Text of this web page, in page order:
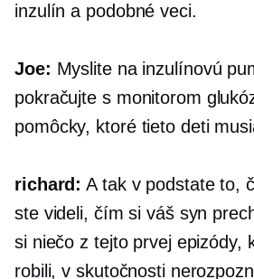
inzulín a podobné veci.
Joe: Myslite na inzulínovú
pokračujte s monitorom
pomôcky, ktoré tieto deti
richard: A tak v podstate to,
ste videli, čím si váš syn
si niečo z tejto prvej epizódy,
robili, v skutočnosti